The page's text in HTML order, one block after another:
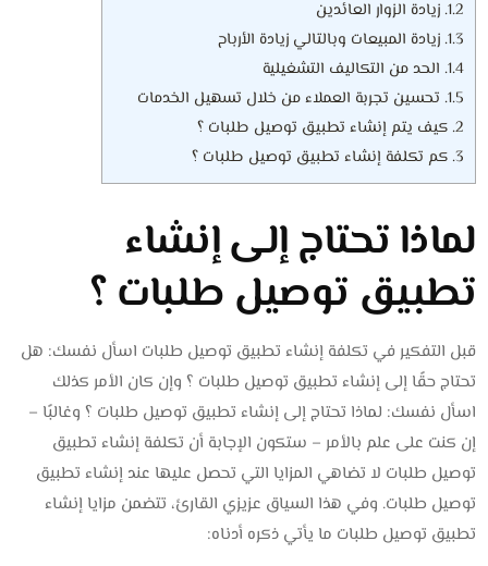
1.2. زيادة الزوار العائدين
1.3. زيادة المبيعات وبالتالي زيادة الأرباح
1.4. الحد من التكاليف التشغيلية
1.5. تحسين تجربة العملاء من خلال تسهيل الخدمات
2. كيف يتم إنشاء تطبيق توصيل طلبات ؟
3. كم تكلفة إنشاء تطبيق توصيل طلبات ؟
لماذا تحتاج إلى إنشاء
تطبيق توصيل طلبات ؟
قبل التفكير في تكلفة إنشاء تطبيق توصيل طلبات اسأل نفسك: هل
تحتاج حقًا إلى إنشاء تطبيق توصيل طلبات ؟ وإن كان الأمر كذلك
اسأل نفسك: لماذا تحتاج إلى إنشاء تطبيق توصيل طلبات ؟ وغالبًا –
إن كنت على علم بالأمر – ستكون الإجابة أن تكلفة إنشاء تطبيق
توصيل طلبات لا تضاهي المزايا التي تحصل عليها عند إنشاء تطبيق
توصيل طلبات. وفي هذا السياق عزيزي القارئ، تتضمن مزايا إنشاء
تطبيق توصيل طلبات ما يأتي ذكره أدناه: